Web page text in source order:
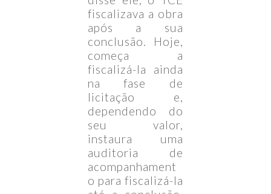
fiscalizava a obra
após a sua
conclusão. Hoje,
começa a
fiscalizá-la ainda
na fase de
licitação e,
dependendo do
seu valor,
instaura uma
auditoria de
acompanhament
o para fiscalizá-la